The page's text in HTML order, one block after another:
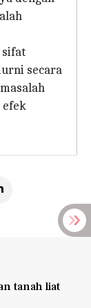
sifat
secara
tanah liat